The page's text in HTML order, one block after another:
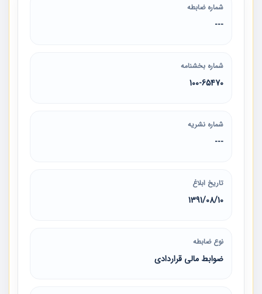
شماره ضابطه
---
شماره بخشنامه
100-65470
شماره نشریه
---
تاریخ ابلاغ
1391/08/10
نوع ضابطه
ضوابط مالی قراردادی